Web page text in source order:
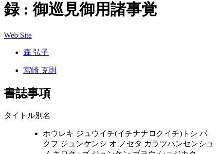
録 : 御巡見御用諸事覚
Web Site
森 弘子
宮崎 克則
書誌事項
タイトル別名
ホウレキ ジュウイチ(イチナナロクイチ)トシ バ
クフ ジュンケンシ オ ノセタ カラツハンセンシュ